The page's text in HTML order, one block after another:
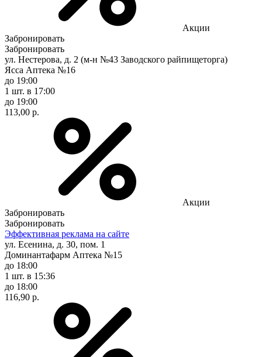
Акции
Забронировать
Забронировать
ул. Нестерова, д. 2 (м-н №43 Заводского райпищеторга)
Ясса Аптека №16
до 19:00
1 шт. в 17:00
до 19:00
113,00 р.
Акции
Забронировать
Забронировать
Эффективная реклама на сайте
ул. Есенина, д. 30, пом. 1
Доминантафарм Аптека №15
до 18:00
1 шт. в 15:36
до 18:00
116,90 р.